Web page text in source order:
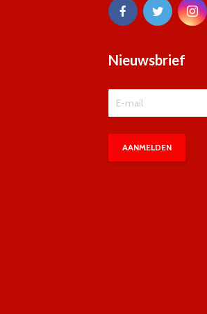
Nieuwsbrief